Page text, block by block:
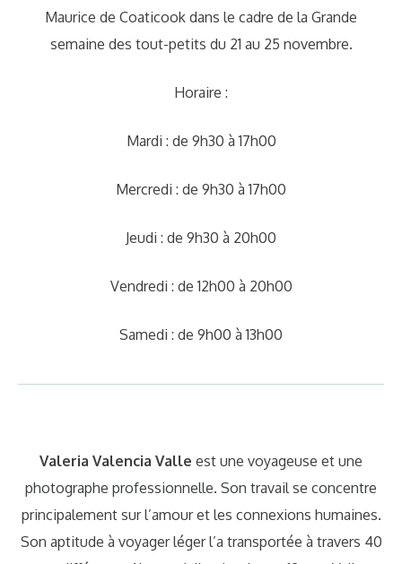
Maurice de Coaticook dans le cadre de la Grande
semaine des tout-petits du 21 au 25 novembre.
Horaire :
Mardi : de 9h30 à 17h00
Mercredi : de 9h30 à 17h00
Jeudi : de 9h30 à 20h00
Vendredi : de 12h00 à 20h00
Samedi : de 9h00 à 13h00
Valeria Valencia Valle est une voyageuse et une
photographe professionnelle. Son travail se concentre
principalement sur l’amour et les connexions humaines.
Son aptitude à voyager léger l’a transportée à travers 40